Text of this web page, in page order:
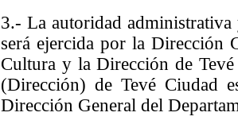
3.- La autoridad
será ejercida por la Dirección
Cultura y la Dirección de
(Dirección) de Tevé Ciudad
Dirección General del